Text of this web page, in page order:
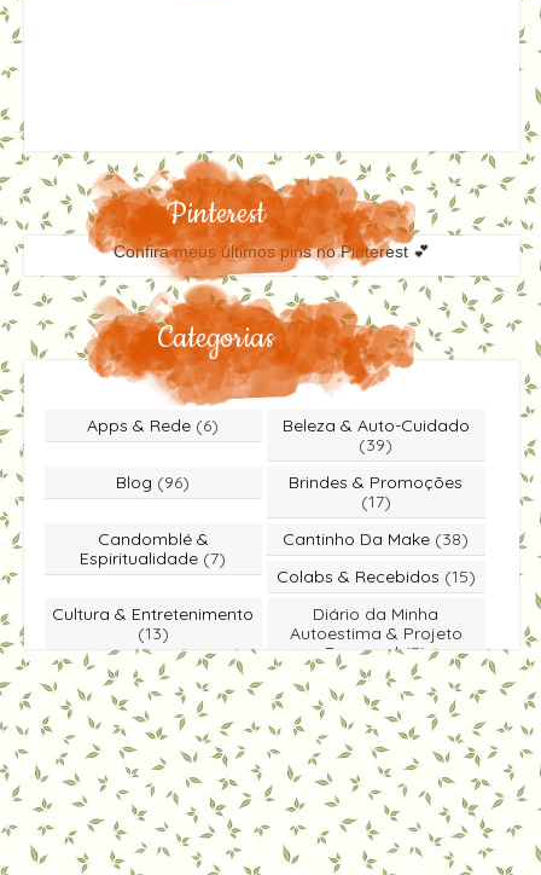
Pinterest
Confira meus últimos pins no Pinterest 💕
Categorias
Apps & Rede (6)
Beleza & Auto-Cuidado
(39)
Blog (96)
Brindes & Promoções
(17)
Candomblé &
Espiritualidade (7)
Cantinho Da Make (38)
Colabs & Recebidos (15)
Cultura & Entretenimento
(13)
Diário da Minha
Autoestima & Projeto
Rapunzel (3)
Dicas & Você Sabia (49)
Educação & Literatura
(5)
Entrevista
(1)
Especiais & Homenagens
(5)
Eventos & Passeios (26) Moda & Estilo (18)
Notícias & Economia
(4)
Participe Você Também
(39)